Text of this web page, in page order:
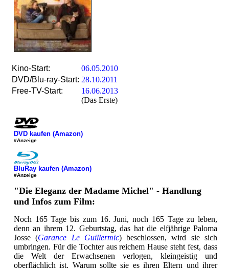
Kino-Start:
06.05.2010
DVD/Blu-ray-Start: 28.10.2011
Free-TV-Start:
16.06.2013
(Das Erste)
DVD kaufen (Amazon)
#Anzeige
BluRay kaufen (Amazon)
#Anzeige
"Die Eleganz der Madame Michel" - Handlung
und Infos zum Film:
Noch 165 Tage bis zum 16. Juni, noch 165 Tage zu leben,
denn an ihrem 12. Geburtstag, das hat die elfjährige Paloma
Josse (Garance Le Guillermic) beschlossen, wird sie sich
umbringen. Für die Tochter aus reichem Hause steht fest, dass
die Welt der Erwachsenen verlogen, kleingeistig und
oberflächlich ist. Warum sollte sie es ihren Eltern und ihrer